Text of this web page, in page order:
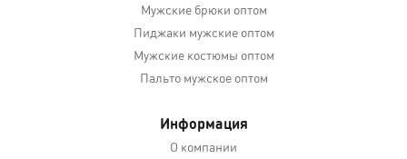
Мужские брюки оптом
Пиджаки мужские оптом
Мужские костюмы оптом
Пальто мужское оптом
Информация
О компании